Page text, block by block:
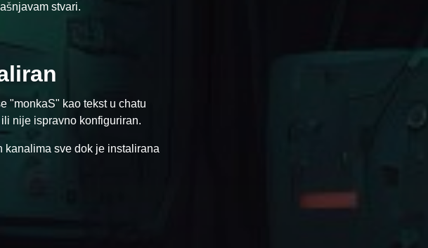
stvari.
"monkaS" kao tekst u chatu
nije ispravno konfiguriran.
kanalima sve dok je instalirana